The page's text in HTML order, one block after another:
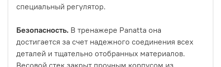
специальный регулятор.
Безопасность. В тренажере Panatta она
достигается за счет надежного соединения всех
деталей и тщательно отобранных материалов.
Весовой стек закрыт прочным корпусом из